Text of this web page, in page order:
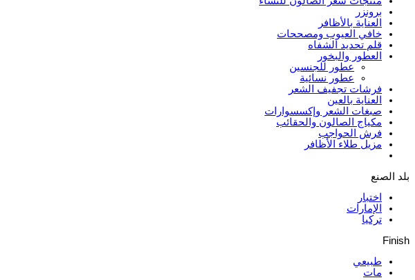
برونزر
العناية بالأظافر
خافي العيوب ومصححات
قلم تحديد الشفاه
العطور والبخور
عطور للجنسين
عطور نسائية
فرشات تجفيف الشعر
العناية بالعين
صبغات الشعر وإكسسوارات
مكياج الصالون والحقائب
فرش الحواجب
مزيل طلاء الأظافر
بلد الصنع
اختبار
الإمارات
تركيا
Finish
طبيعي
مات